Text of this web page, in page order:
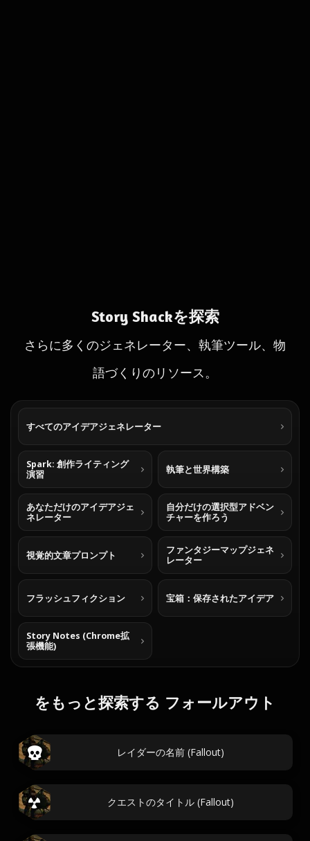
Story Shackを探索
さらに多くのジェネレーター、執筆ツール、物
語づくりのリソース。
すべてのアイデアジェネレーター
Spark: 創作ライティング
演習
執筆と世界構築
あなただけのアイデアジェ
ネレーター
自分だけの選択型アドベン
チャーを作ろう
視覚的文章プロンプト
ファンタジーマップジェネ
レーター
フラッシュフィクション 宝箱：保存されたアイデア
Story Notes (Chrome拡
張機能)
をもっと探索する フォールアウト
レイダーの名前 (Fallout)
クエストのタイトル (Fallout)